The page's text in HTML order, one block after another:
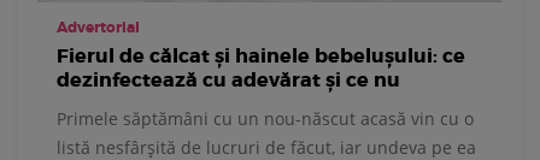
Advertorial
Fierul de călcat și hainele bebelușului: ce
dezinfectează cu adevărat și ce nu
Primele săptămâni cu un nou-născut acasă vin cu o
listă nesfârșită de lucruri de făcut, iar undeva pe ea